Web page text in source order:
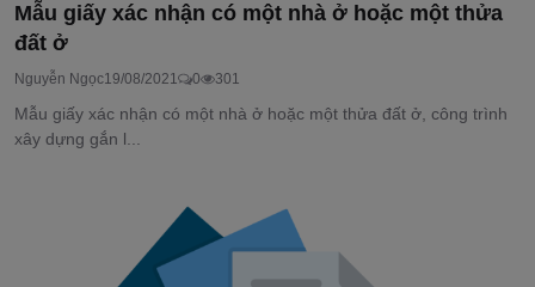
Mẫu giấy xác nhận có một nhà ở hoặc một thửa
đất ở
Nguyễn Ngọc19/08/2021 0 301
Mẫu giấy xác nhận có một nhà ở hoặc một thửa đất ở, công trình
xây dựng gắn l...